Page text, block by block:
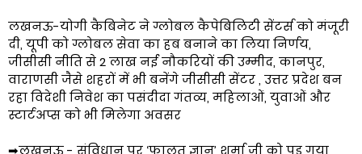
लखनऊ-योगी कैबिनेट ने ग्लोबल कैपेबिलिटी सेंटर्स को मंजूरी
दी, यूपी को ग्लोबल सेवा का हब बनाने का लिया निर्णय,
जीसीसी नीति से 2 लाख नई नौकरियों की उम्मीद, कानपुर,
वाराणसी जैसे शहरों में भी बनेंगे जीसीसी सेंटर , उत्तर प्रदेश बन
रहा विदेशी निवेश का पसंदीदा गंतव्य, महिलाओं, युवाओं और
स्टार्टअप्स को भी मिलेगा अवसर
➡लखनऊ - संविधान पर ‘फालतू ज्ञान’ शर्मा जी को पड़ गया